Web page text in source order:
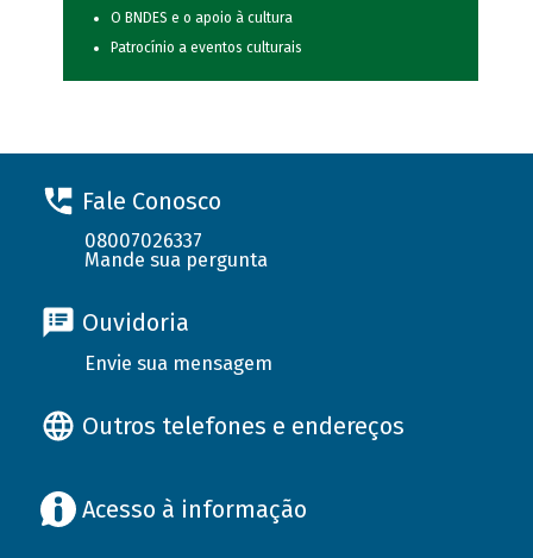
O BNDES e o apoio à cultura
Patrocínio a eventos culturais
Fale Conosco
08007026337
Mande sua pergunta
Ouvidoria
Envie sua mensagem
Outros telefones e endereços
Acesso à informação